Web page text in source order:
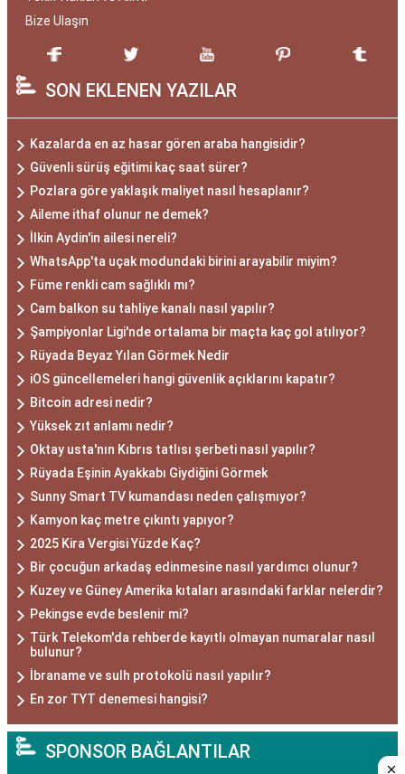
Bize Ulaşın
SON EKLENEN YAZILAR
Kazalarda en az hasar gören araba hangisidir?
Güvenli sürüş eğitimi kaç saat sürer?
Pozlara göre yaklaşık maliyet nasıl hesaplanır?
Aileme ithaf olunur ne demek?
İlkin Aydin'in ailesi nereli?
WhatsApp'ta uçak modundaki birini arayabilir miyim?
Füme renkli cam sağlıklı mı?
Cam balkon su tahliye kanalı nasıl yapılır?
Şampiyonlar Ligi'nde ortalama bir maçta kaç gol atılıyor?
Rüyada Beyaz Yılan Görmek Nedir
iOS güncellemeleri hangi güvenlik açıklarını kapatır?
Bitcoin adresi nedir?
Yüksek zıt anlamı nedir?
Oktay usta'nın Kıbrıs tatlısı şerbeti nasıl yapılır?
Rüyada Eşinin Ayakkabı Giydiğini Görmek
Sunny Smart TV kumandası neden çalışmıyor?
Kamyon kaç metre çıkıntı yapıyor?
2025 Kira Vergisi Yüzde Kaç?
Bir çocuğun arkadaş edinmesine nasıl yardımcı olunur?
Kuzey ve Güney Amerika kıtaları arasındaki farklar nelerdir?
Pekingse evde beslenir mi?
Türk Telekom'da rehberde kayıtlı olmayan numaralar nasıl
bulunur?
İbraname ve sulh protokolü nasıl yapılır?
En zor TYT denemesi hangisi?
SPONSOR BAĞLANTILAR